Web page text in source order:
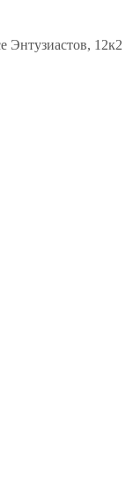
Энтузиастов, 12к2